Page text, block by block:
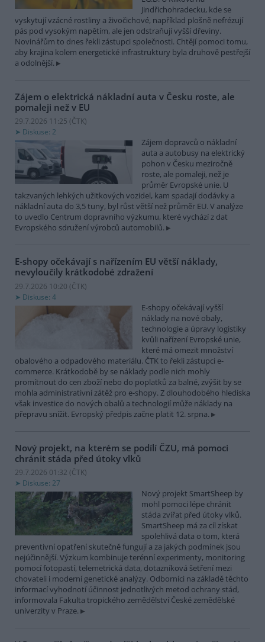
Jindřichohradecku, kde se
vyskytují vzácné rostliny a živočichové, například plošně nefrézují
pás pod vysokým napětím, ale jen odstraňují vyšší dřeviny.
Novinářům to dnes řekli zástupci společnosti. Chtějí pomoci tomu,
aby krajina kolem energetické infrastruktury byla druhově pestřejší
a odolnější.
Zájem o elektrická nákladní auta v Česku roste, ale
pomaleji než v EU
29.7.2026 11:25 (ČTK)
Diskuse: 2
Zájem dopravců o nákladní
auta a autobusy na elektrický
pohon v Česku meziročně
roste, ale pomaleji, než je
průměr Evropské unie. U
takzvaných lehkých užitkových vozidel, kam spadají dodávky a
nákladní auta do 3,5 tuny, byl růst větší než průměr EU. V analýze
to uvedlo Centrum dopravního výzkumu, které vychází z dat
Evropského sdružení výrobců automobilů.
E-shopy očekávají s nařízením EU větší náklady,
nevyloučily krátkodobé zdražení
29.7.2026 10:20 (ČTK)
Diskuse: 4
E-shopy očekávají vyšší
náklady na nové obaly,
technologie a úpravy logistiky
kvůli nařízení Evropské unie,
které má omezit množství
obalového a odpadového materiálu. ČTK to řekli zástupci e-
commerce. Krátkodobě by se náklady podle nich mohly
promítnout do cen zboží nebo do poplatků za balné, zvýšit by se
mohla administrativní zátěž pro e-shopy. Z dlouhodobého hlediska
však investice do nových obalů a technologií může náklady na
přepravu snížit. Evropský předpis začne platit 12. srpna.
Nový projekt, na kterém se podílí ČZU, má pomoci
chránit stáda před útoky vlků
29.7.2026 01:32 (ČTK)
Diskuse: 27
Nový projekt SmartSheep by
mohl pomoci lépe chránit
stáda zvířat před útoky vlků.
SmartSheep má za cíl získat
spolehlivá data o tom, která
preventivní opatření skutečně fungují a za jakých podmínek jsou
nejúčinnější. Výzkum kombinuje terénní experimenty, monitoring
pomocí fotopastí, telemetrická data, dotazníková šetření mezi
chovateli i moderní genetické analýzy. Odborníci na základě těchto
informací vyhodnotí účinnost jednotlivých metod ochrany stád,
informovala Fakulta tropického zemědělství České zemědělské
univerzity v Praze.